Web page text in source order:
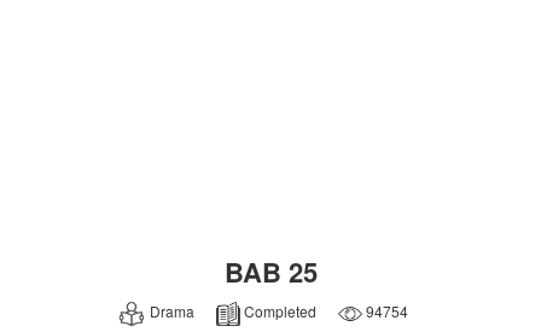
BAB 25
Drama Completed 94754